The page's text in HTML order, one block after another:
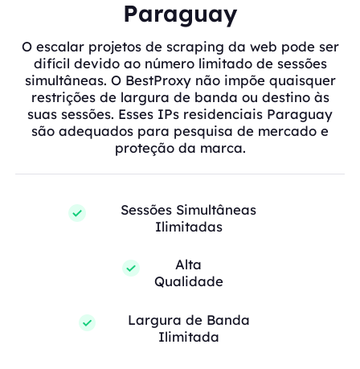
Paraguay
O escalar projetos de scraping da web pode ser
difícil devido ao número limitado de sessões
simultâneas. O BestProxy não impõe quaisquer
restrições de largura de banda ou destino às
suas sessões. Esses IPs residenciais Paraguay
são adequados para pesquisa de mercado e
proteção da marca.
Sessões Simultâneas
Ilimitadas
Alta
Qualidade
Largura de Banda
Ilimitada